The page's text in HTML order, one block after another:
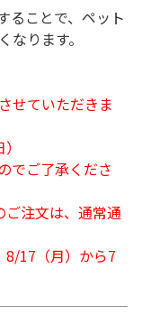
ることで、ペット
ります。
せていただきま
でご了承くださ
ご注文は、通常通
8/17（月）から7